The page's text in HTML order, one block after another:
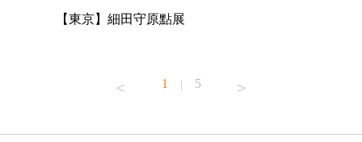
【東京】細田守原點展
1 | 5